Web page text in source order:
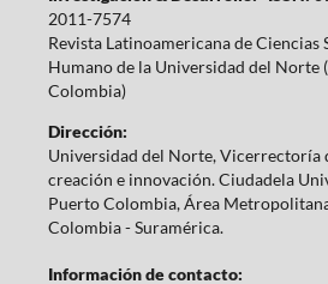
2011-7574
Revista Latinoamericana de Ciencias
Humano de la Universidad del Norte
Colombia)
Dirección:
Universidad del Norte, Vicerrectoría
creación e innovación. Ciudadela
Puerto Colombia, Área
Colombia - Suramérica.
Información de contacto: